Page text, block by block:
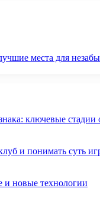
места для
ключевые
и понимать суть
и новые технологии